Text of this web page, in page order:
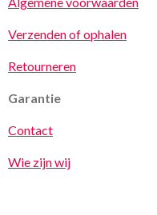
Verzenden of ophalen
Retourneren
Garantie
Contact
Wie zijn wij